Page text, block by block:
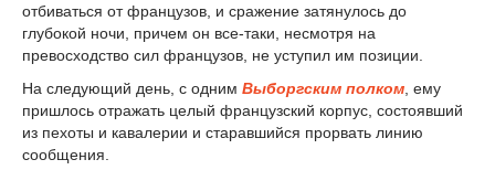
отбиваться от французов, и сражение затянулось до
глубокой ночи, причем он все-таки, несмотря на
превосходство сил французов, не уступил им позиции.
На следующий день, с одним Выборгским полком , ему
пришлось отражать целый французский корпус, состоявший
из пехоты и кавалерии и старавшийся прорвать линию
сообщения.